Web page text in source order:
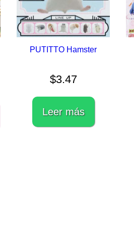
PUTITTO Hamster
$3.47
Leer más